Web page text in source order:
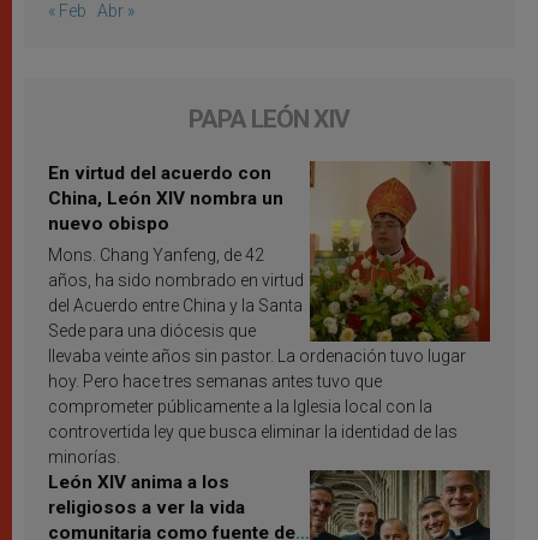
« Feb Abr »
PAPA LEÓN XIV
En virtud del acuerdo con
China, León XIV nombra un
nuevo obispo
Mons. Chang Yanfeng, de 42
años, ha sido nombrado en virtud
del Acuerdo entre China y la Santa
Sede para una diócesis que
llevaba veinte años sin pastor. La ordenación tuvo lugar
hoy. Pero hace tres semanas antes tuvo que
comprometer públicamente a la Iglesia local con la
controvertida ley que busca eliminar la identidad de las
minorías.
León XIV anima a los
religiosos a ver la vida
comunitaria como fuente de